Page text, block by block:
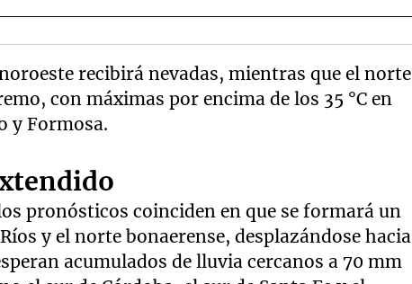
recibirá nevadas, mientras que el norte
con máximas por encima de los 35 °C en
y Formosa.
pronósticos coinciden en que se formará un
y el norte bonaerense, desplazándose hacia
acumulados de lluvia cercanos a 70 mm